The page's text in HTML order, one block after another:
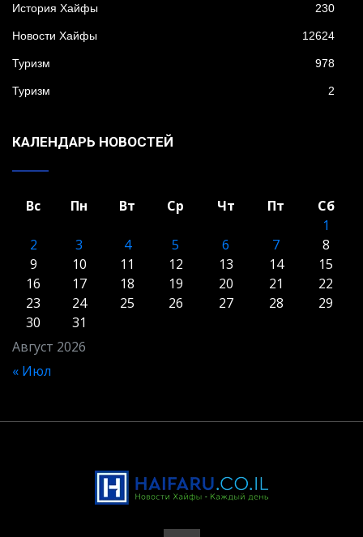
История Хайфы 230
Новости Хайфы 12624
Туризм 978
Туризм 2
КАЛЕНДАРЬ НОВОСТЕЙ
Август 2026
Вс Пн Вт Ср Чт Пт
Сб
1
2
3 4 5 6 7
8
9
10 11 12 13 14
15
16
17 18 19 20 21
22
23
24 25 26 27 28
29
30
31
« Июл